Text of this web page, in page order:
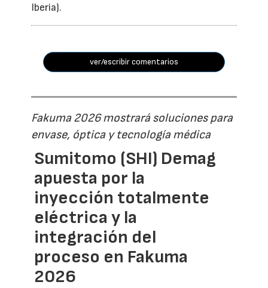
Iberia).
ver/escribir comentarios
Fakuma 2026 mostrará soluciones para
envase, óptica y tecnología médica
Sumitomo (SHI) Demag
apuesta por la
inyección totalmente
eléctrica y la
integración del
proceso en Fakuma
2026